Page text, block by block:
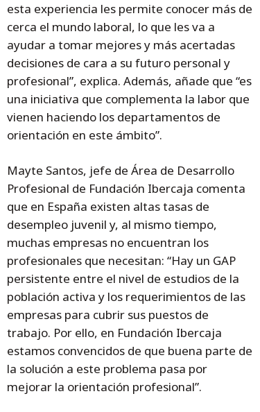
esta experiencia les permite conocer más de
cerca el mundo laboral, lo que les va a
ayudar a tomar mejores y más acertadas
decisiones de cara a su futuro personal y
profesional”, explica. Además, añade que “es
una iniciativa que complementa la labor que
vienen haciendo los departamentos de
orientación en este ámbito”.
Mayte Santos, jefe de Área de Desarrollo
Profesional de Fundación Ibercaja comenta
que en España existen altas tasas de
desempleo juvenil y, al mismo tiempo,
muchas empresas no encuentran los
profesionales que necesitan: “Hay un GAP
persistente entre el nivel de estudios de la
población activa y los requerimientos de las
empresas para cubrir sus puestos de
trabajo. Por ello, en Fundación Ibercaja
estamos convencidos de que buena parte de
la solución a este problema pasa por
mejorar la orientación profesional”.